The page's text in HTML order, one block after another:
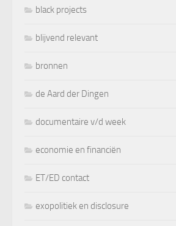
black projects
blijvend relevant
bronnen
de Aard der Dingen
documentaire v/d week
economie en financiën
ET/ED contact
exopolitiek en disclosure